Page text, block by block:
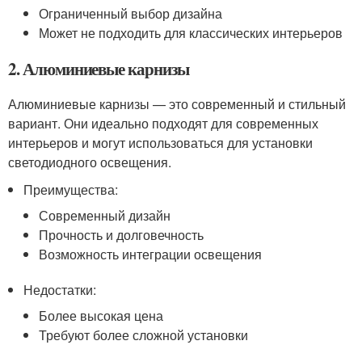
Ограниченный выбор дизайна
Может не подходить для классических интерьеров
2. Алюминиевые карнизы
Алюминиевые карнизы — это современный и стильный
вариант. Они идеально подходят для современных
интерьеров и могут использоваться для установки
светодиодного освещения.
Преимущества:
Современный дизайн
Прочность и долговечность
Возможность интеграции освещения
Недостатки:
Более высокая цена
Требуют более сложной установки